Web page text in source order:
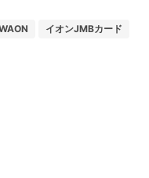
イオンJMBカード